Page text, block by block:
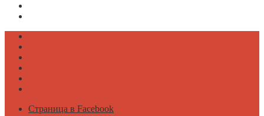
Страница в Facebook